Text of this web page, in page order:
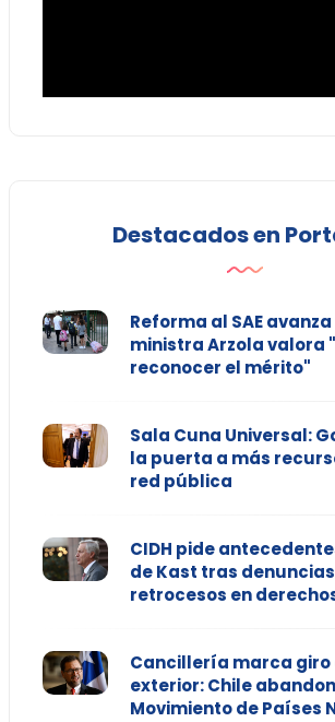
Destacados en
Reforma al SAE
ministra Arzola valora
reconocer el mérito"
Sala Cuna Universal:
la puerta a más
red pública
CIDH pide
de Kast tras
retrocesos en
Cancillería marca
exterior: Chile
Movimiento de Países